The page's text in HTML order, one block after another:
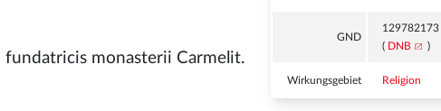
GND
129782173
( DNB )
Wirkungsgebiet Religion
fundatricis monasterii Carmelit.